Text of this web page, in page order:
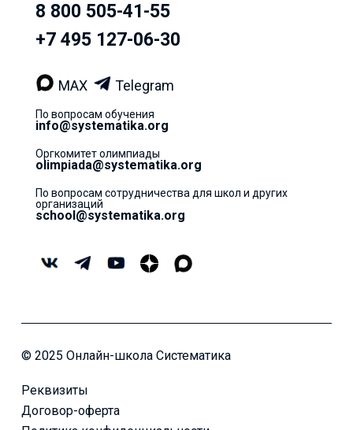
8 800 505-41-55
+7 495 127-06-30
MAX Telegram
По вопросам обучения
info@systematika.org
Оргкомитет олимпиады
olimpiada@systematika.org
По вопросам сотрудничества для школ и других
организаций
school@systematika.org
© 2025 Онлайн-школа Систематика
Реквизиты
Договор-оферта